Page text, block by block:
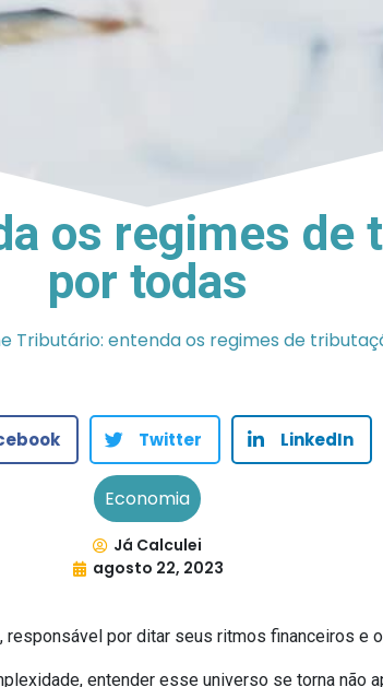
os regimes de
por todas
Tributário: entenda os regimes de
Twitter LinkedIn
Economia
Já Calculei
agosto 22, 2023
por ditar seus ritmos financeiros e
entender esse universo se torna não